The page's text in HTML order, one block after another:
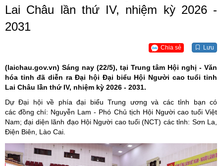
Lai Châu lần thứ IV, nhiệm kỳ 2026 -
2031
Chia sẻ Lưu
(laichau.gov.vn) Sáng nay (22/5), tại Trung tâm Hội nghị - Văn
hóa tỉnh đã diễn ra Đại hội Đại biểu Hội Người cao tuổi tỉnh
Lai Châu lần thứ IV, nhiệm kỳ 2026 - 2031.
Dự Đại hội về phía đại biểu Trung ương và các tỉnh bạn có
các đồng chí: Nguyễn Lam - Phó Chủ tịch Hội Người cao tuổi Việt
Nam; đại diện lãnh đạo Hội Người cao tuổi (NCT) các tỉnh: Sơn La,
Điện Biên, Lào Cai.